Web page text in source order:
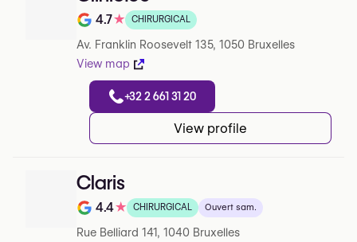
Note de 4.7 sur 5 sur Google
4.7★ CHIRURGICAL
Av. Franklin Roosevelt 135, 1050 Bruxelles
View map
+32 2 661 31 20
View profile
Claris
Note de 4.4 sur 5 sur Google
4.4★ CHIRURGICAL Ouvert sam.
Rue Belliard 141, 1040 Bruxelles